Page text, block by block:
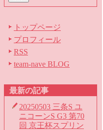
トップページ
プロフィール
RSS
team-nave BLOG
最新の記事
20250503 三条S ユ
ニコーンS G3 第70
回 京王杯スプリン